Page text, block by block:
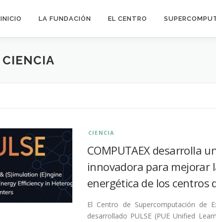
INICIO LA FUNDACIÓN EL CENTRO
CIENCIA
CIENCIA
COMPUTAEX desarrolla
innovadora para mejorar
energética de los centros
El Centro de Supercomputación de
desarrollado PULSE (PUE Unified